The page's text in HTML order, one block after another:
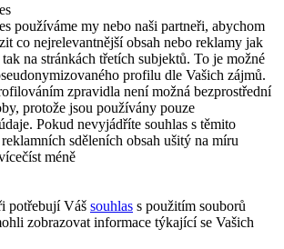
používáme my nebo naši partneři, abychom
co nejrelevantnější obsah nebo reklamy jak
na stránkách třetích subjektů. To je možné
profilu dle Vašich zájmů.
zpravidla není možná bezprostřední
protože jsou používány pouze
Pokud nevyjádříte souhlas s těmito
sděleních obsah ušitý na míru
číst méně
potřebují Váš souhlas s použitím souborů
zobrazovat informace týkající se Vašich